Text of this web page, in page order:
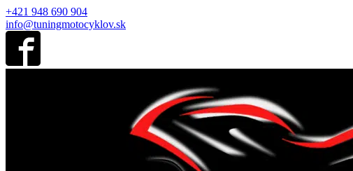
+421 948 690 904
info@tuningmotocyklov.sk